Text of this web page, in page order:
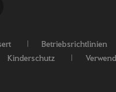
Betriebsrichtlinien
Kinderschutz